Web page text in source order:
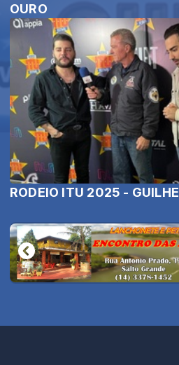
OURO
RODEIO ITU 2025 -